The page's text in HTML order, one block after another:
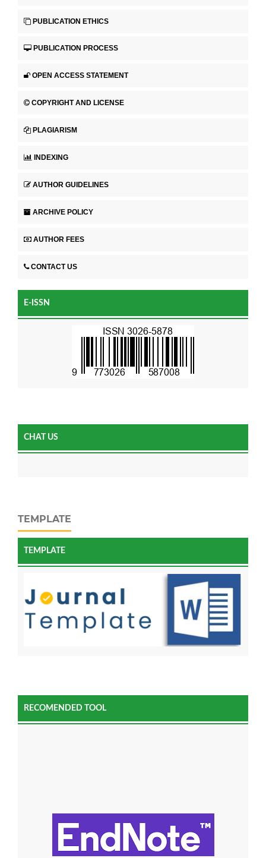
PUBLICATION ETHICS
PUBLICATION PROCESS
OPEN ACCESS STATEMENT
COPYRIGHT AND LICENSE
PLAGIARISM
INDEXING
AUTHOR GUIDELINES
ARCHIVE POLICY
AUTHOR FEES
CONTACT US
E-ISSN
CHAT US
TEMPLATE
TEMPLATE
RECOMENDED TOOL